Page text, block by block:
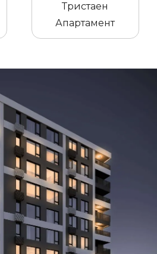
Тристаен
Апартамент